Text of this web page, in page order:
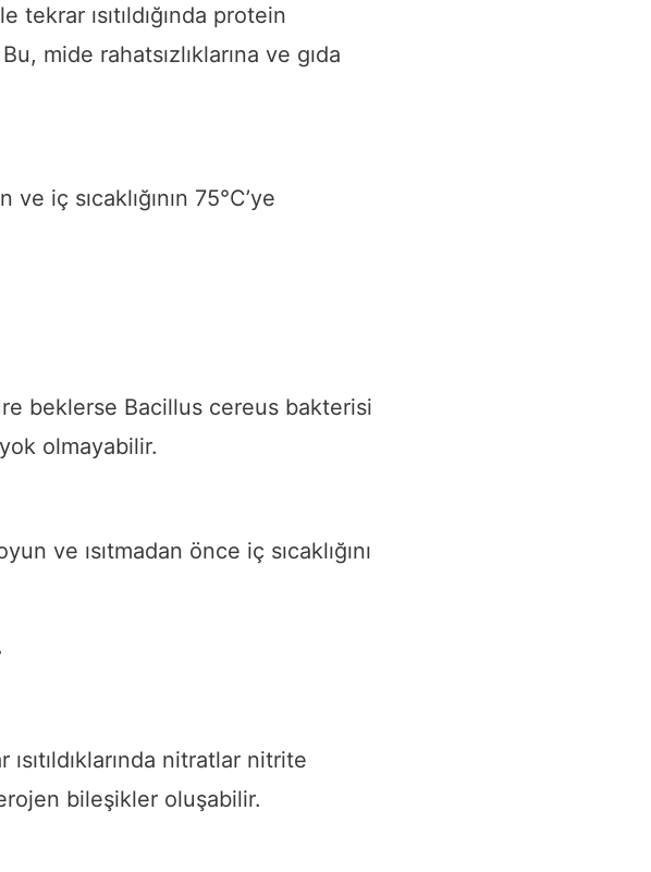
ısıtıldığında protein
mide rahatsızlıklarına ve gıda
iç sıcaklığının 75°C’ye
beklerse Bacillus cereus bakterisi
olmayabilir.
ve ısıtmadan önce iç sıcaklığını
nitratlar nitrite
bileşikler oluşabilir.